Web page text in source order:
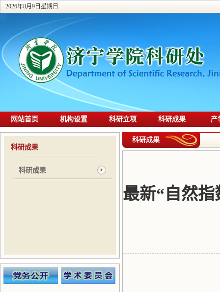
2026年8月9日星期日
网站首页 机构设置 科研立项 科研成果 产
科研成果
科研成果
科研成果
最新“自然